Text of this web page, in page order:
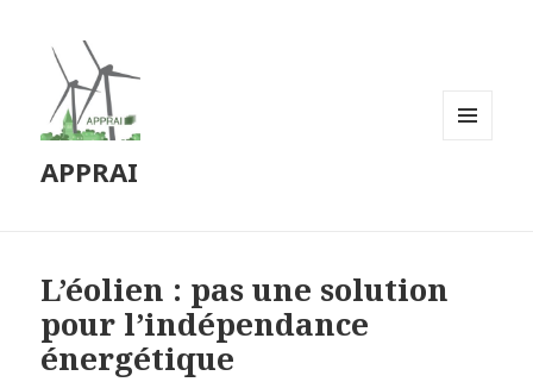
APPRAI
L’éolien : pas une solution
pour l’indépendance
énergétique